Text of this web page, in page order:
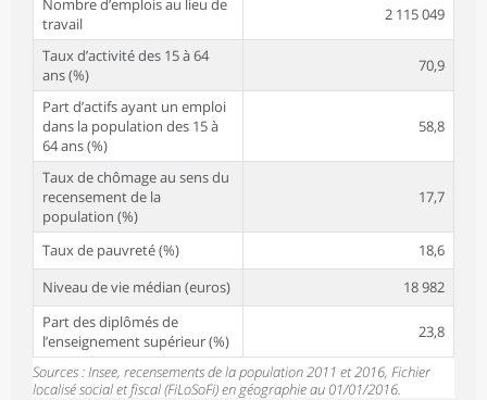
Nombre d’emplois au lieu de
travail
2 115 049
Taux d’activité des 15 à 64
ans (%)
70,9
Part d’actifs ayant un emploi
dans la population des 15 à
64 ans (%)
58,8
Taux de chômage au sens du
recensement de la
population (%)
17,7
Taux de pauvreté (%)
18,6
Niveau de vie médian (euros)
18 982
Part des diplômés de
l’enseignement supérieur (%)
23,8
Sources : Insee, recensements de la population 2011 et 2016, Fichier
localisé social et fiscal (FiLoSoFi) en géographie au 01/01/2016.